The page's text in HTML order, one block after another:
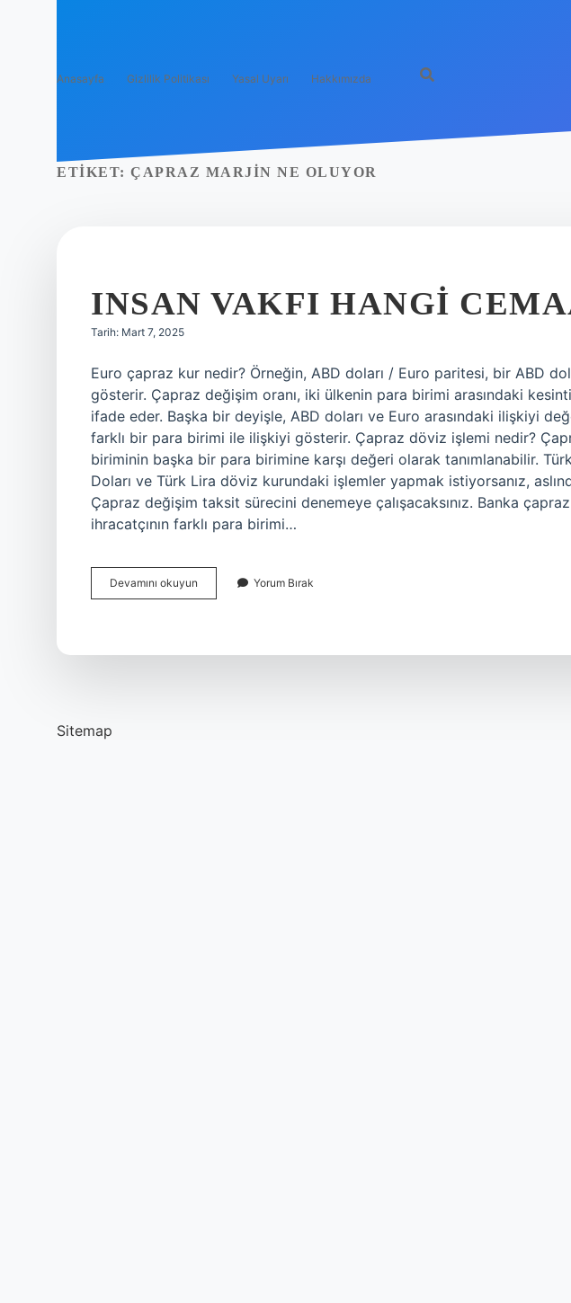
Anasayfa Gizlilik Politikası Yasal Uyarı Hakkımızda
ETIKET: ÇAPRAZ MARJIN NE OLUYOR
INSAN VAKFI HANGI
Tarih: Mart 7, 2025
Euro çapraz kur nedir? Örneğin, ABD doları / Euro paritesi, bir ABD
gösterir. Çapraz değişim oranı, iki ülkenin para birimi arasındaki
ifade eder. Başka bir deyişle, ABD doları ve Euro arasındaki ilişkiyi
farklı bir para birimi ile ilişkiyi gösterir. Çapraz döviz işlemi nedir?
biriminin başka bir para birimine karşı değeri olarak tanımlanabilir.
Doları ve Türk Lira döviz kurundaki işlemler yapmak istiyorsanız,
Çapraz değişim taksit sürecini denemeye çalışacaksınız. Banka
ihracatçının farklı para birimi…
Devamını okuyun
Vakfı
Yorum Bırak
Sitemap